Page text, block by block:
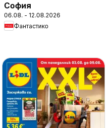
София
06.08. - 12.08.2026
Фантастико